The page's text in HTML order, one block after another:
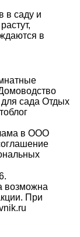
в саду и
в
сада Отдых
в ООО
возможна
При